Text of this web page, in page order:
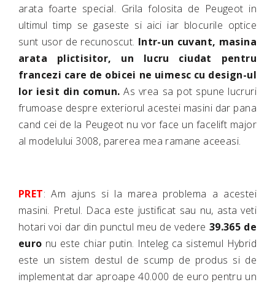
arata foarte special. Grila folosita de Peugeot in
ultimul timp se gaseste si aici iar blocurile optice
sunt usor de recunoscut. Intr-un cuvant, masina
arata plictisitor, un lucru ciudat pentru
francezi care de obicei ne uimesc cu design-ul
lor iesit din comun. As vrea sa pot spune lucruri
frumoase despre exteriorul acestei masini dar pana
cand cei de la Peugeot nu vor face un facelift major
al modelului 3008, parerea mea ramane aceeasi.
PRET: Am ajuns si la marea problema a acestei
masini. Pretul. Daca este justificat sau nu, asta veti
hotari voi dar din punctul meu de vedere 39.365 de
euro nu este chiar putin. Inteleg ca sistemul Hybrid
este un sistem destul de scump de produs si de
implementat dar aproape 40.000 de euro pentru un